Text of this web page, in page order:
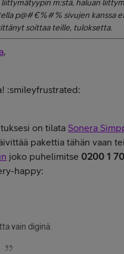
liittymätyypin m:stä, haluan
p@#€%#% sivujen kanssa
soittaa teille, tuloksetta.
,
:smileyfrustrated:
on tilata Sonera
pakettia tähän vaan
joko puhelimitse 0200 1
happy:
vain diginä.